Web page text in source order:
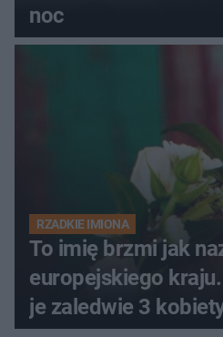
noc
RZADKIE IMIONA
To imię brzmi jak
europejskiego
je zaledwie 3